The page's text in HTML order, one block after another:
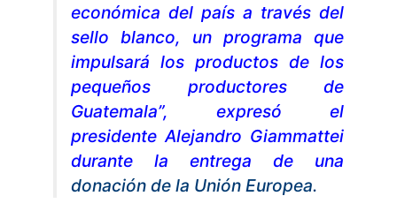
económica del país a través del
sello blanco, un programa que
impulsará los productos de los
pequeños productores de
Guatemala”, expresó el
presidente Alejandro Giammattei
durante la entrega de una
donación de la Unión Europea.